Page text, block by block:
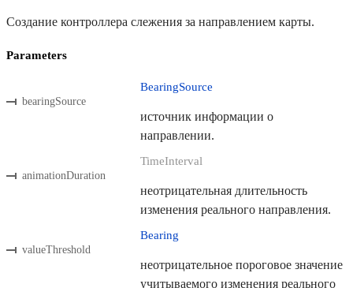
Создание контроллера слежения за направлением карты.
Parameters
bearingSource
BearingSource
источник информации о
направлении.
animationDuration
TimeInterval
неотрицательная длительность
изменения реального направления.
valueThreshold
Bearing
неотрицательное пороговое значение
учитываемого изменения реального